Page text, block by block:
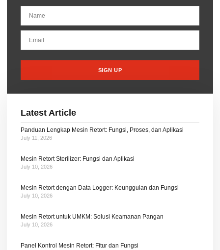
SIGN UP
Latest Article
Panduan Lengkap Mesin Retort: Fungsi, Proses, dan Aplikasi
July 11, 2026
Mesin Retort Sterilizer: Fungsi dan Aplikasi
July 10, 2026
Mesin Retort dengan Data Logger: Keunggulan dan Fungsi
July 10, 2026
Mesin Retort untuk UMKM: Solusi Keamanan Pangan
July 10, 2026
Panel Kontrol Mesin Retort: Fitur dan Fungsi